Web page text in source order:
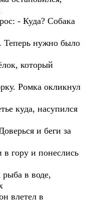
- Куда? Собака
Теперь нужно было
который
Ромка окликнул
куда, насупился
и беги за
гору и понеслись
в воде,
влетел в